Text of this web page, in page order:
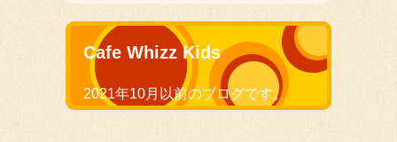
Cafe Whizz Kids
2021年10月以前のブログです。